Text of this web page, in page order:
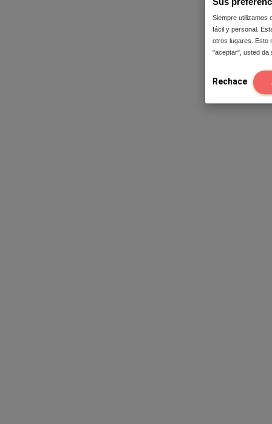
Siempre utilizamos
fácil y personal.
otros lugares. Esto
"aceptar", usted da
Rechace